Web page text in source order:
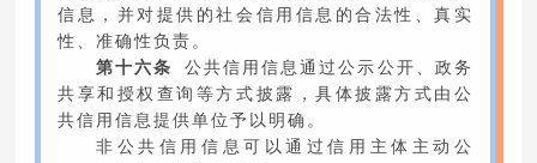
信息，并对提供的社会信用信息的合法性、真实
性、准确性负责。
第十六条
公共信用信息通过公示公开、政务
共享和授权查询等方式披露，具体披露方式由公
共信用信息提供单位予以明确。
非公共信用信息可以通过信用主体主动公